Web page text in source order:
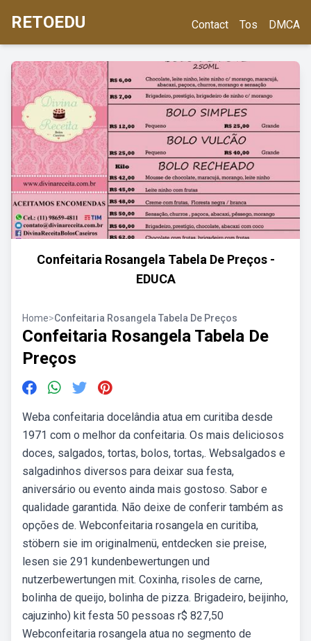
RETOEDU Contact Tos DMCA
Confeitaria Rosangela Tabela De Preços -
EDUCA
Home>Confeitaria Rosangela Tabela De Preços
Confeitaria Rosangela Tabela De
Preços
Weba confeitaria docelândia atua em curitiba desde
1971 com o melhor da confeitaria. Os mais deliciosos
doces, salgados, tortas, bolos, tortas,. Websalgados e
salgadinhos diversos para deixar sua festa,
aniversário ou evento ainda mais gostoso. Sabor e
qualidade garantida. Não deixe de conferir também as
opções de. Webconfeitaria rosangela en curitiba,
stöbern sie im originalmenü, entdecken sie preise,
lesen sie 291 kundenbewertungen und
nutzerbewertungen mit. Coxinha, risoles de carne,
bolinha de queijo, bolinha de pizza. Brigadeiro, beijinho,
cajuzinho) kit festa 50 pessoas r$ 827,50
Webconfeitaria rosangela atua no segmento de